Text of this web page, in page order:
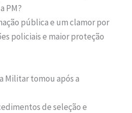
PM?
pública e um clamor por
policiais e maior proteção
Militar tomou após a
de seleção e